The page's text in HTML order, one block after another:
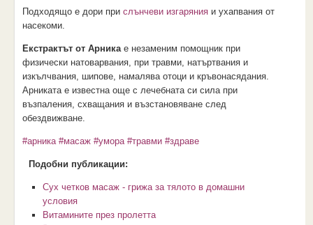
Подходящо е дори при слънчеви изгарянияи ухапвания от
насекоми.
Екстрактът от Арникае незаменим помощник при
физически натоварвания, при травми, натъртвания и
изкълчвания, шипове, намалява отоци и кръвонасядания.
Арниката е известна още с лечебната си сила при
възпаления, схващания и възстановяване след
обездвижване.
#арника #масаж #умора #травми #здраве
Подобни публикации:
Сух четков масаж - грижа за тялото в домашни
условия
Витамините през пролетта